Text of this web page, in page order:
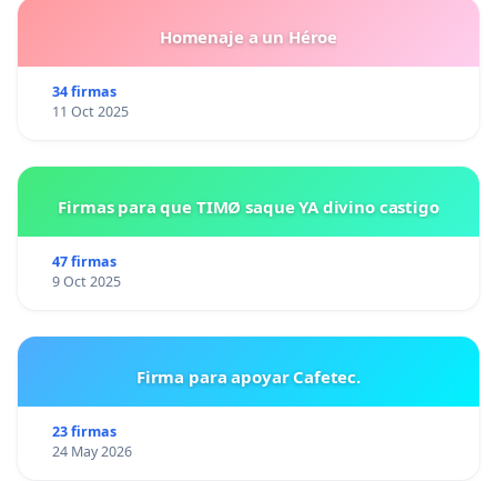
Homenaje a un Héroe
34 firmas
11 Oct 2025
Firmas para que TIMØ saque YA divino castigo
47 firmas
9 Oct 2025
Firma para apoyar Cafetec.
23 firmas
24 May 2026